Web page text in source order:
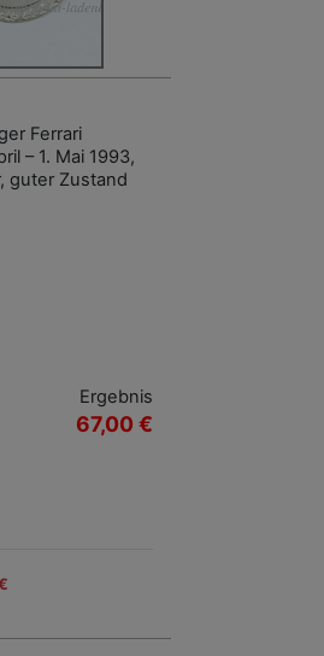
Ferrari
– 1. Mai 1993,
guter Zustand
Ergebnis
67,00 €